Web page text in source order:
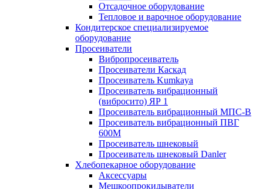
Отсадочное оборудование
Тепловое и варочное оборудование
Кондитерское специализируемое
оборудование
Просеиватели
Вибропросеиватель
Просеиватели Каскад
Просеиватель Kumkaya
Просеиватель вибрационный
(вибросито) ЯР 1
Просеиватель вибрационный МПС-В
Просеиватель вибрационный ПВГ
600М
Просеиватель шнековый
Просеиватель шнековый Danler
Хлебопекарное оборудование
Аксессуары
Мешкоопрокидыватели